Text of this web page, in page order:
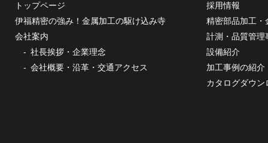
トップページ
伊福精密の強み！金属加工の駆け込み寺
会社案内
社長挨拶・企業理念
会社概要・沿革・交通アクセス
採用情報
精密部品加工・
計測・品質管理
設備紹介
加工事例の紹介
カタログダウン